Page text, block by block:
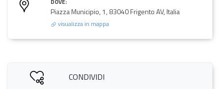
Piazza Municipio, 1, 83040 Frigento AV, Italia
visualizza in mappa
CONDIVIDI